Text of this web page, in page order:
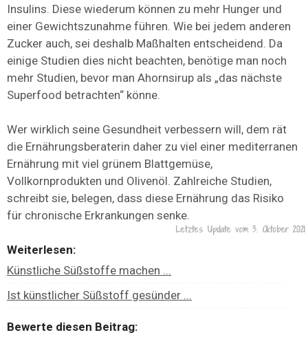
Insulins. Diese wiederum können zu mehr Hunger und
einer Gewichtszunahme führen. Wie bei jedem anderen
Zucker auch, sei deshalb Maßhalten entscheidend. Da
einige Studien dies nicht beachten, benötige man noch
mehr Studien, bevor man Ahornsirup als „das nächste
Superfood betrachten“ könne.
Wer wirklich seine Gesundheit verbessern will, dem rät
die Ernährungsberaterin daher zu viel einer mediterranen
Ernährung mit viel grünem Blattgemüse,
Vollkornprodukten und Olivenöl. Zahlreiche Studien,
schreibt sie, belegen, dass diese Ernährung das Risiko
für chronische Erkrankungen senke.
Letztes Update vom 3. Oktober 2021
Weiterlesen:
Künstliche Süßstoffe machen ...
Ist künstlicher Süßstoff gesünder ...
Bewerte diesen Beitrag: